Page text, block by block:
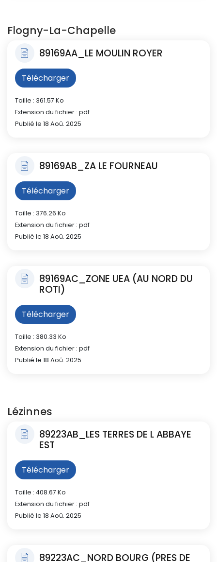
Flogny-La-Chapelle
89169AA_LE MOULIN ROYER
Télécharger
Taille : 361.57 Ko
Extension du fichier : pdf
Publié le 18 Aoû. 2025
89169AB_ZA LE FOURNEAU
Télécharger
Taille : 376.26 Ko
Extension du fichier : pdf
Publié le 18 Aoû. 2025
89169AC_ZONE UEA (AU NORD DU
ROTI)
Télécharger
Taille : 380.33 Ko
Extension du fichier : pdf
Publié le 18 Aoû. 2025
Lézinnes
89223AB_LES TERRES DE L ABBAYE
EST
Télécharger
Taille : 408.67 Ko
Extension du fichier : pdf
Publié le 18 Aoû. 2025
89223AC_NORD BOURG (PRES DE